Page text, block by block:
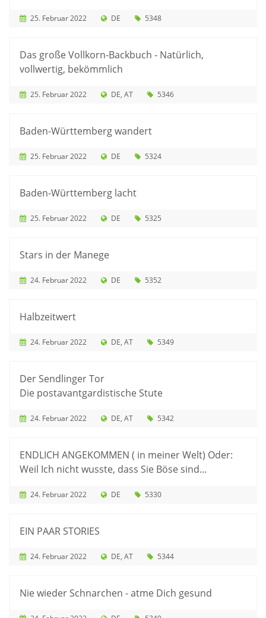
25. Februar 2022 DE 5348
Das große Vollkorn-Backbuch - Natürlich,
vollwertig, bekömmlich
25. Februar 2022 DE AT 5346
Baden-Württemberg wandert
25. Februar 2022 DE 5324
Baden-Württemberg lacht
25. Februar 2022 DE 5325
Stars in der Manege
24. Februar 2022 DE 5352
Halbzeitwert
24. Februar 2022 DE AT 5349
Der Sendlinger Tor
Die postavantgardistische Stute
24. Februar 2022 DE AT 5342
ENDLICH ANGEKOMMEN ( in meiner Welt) Oder:
Weil Ich nicht wusste, dass Sie Böse sind...
24. Februar 2022 DE 5330
EIN PAAR STORIES
24. Februar 2022 DE AT 5344
Nie wieder Schnarchen - atme Dich gesund